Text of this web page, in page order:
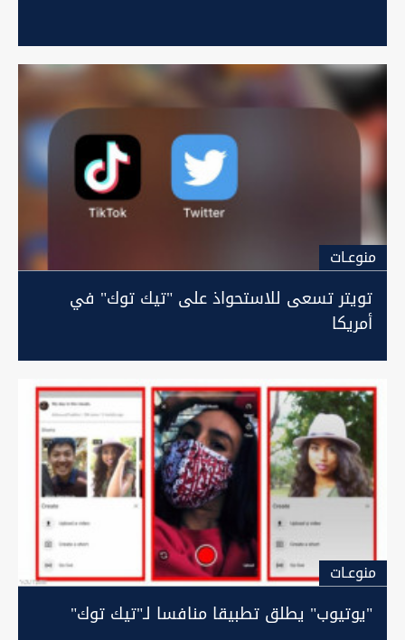
منوعـات
تويتر تسعى للاستحواذ على "تيك توك" في
أمريكا
منوعـات
"يوتيوب" يطلق تطبيقا منافسا لـ"تيك توك"